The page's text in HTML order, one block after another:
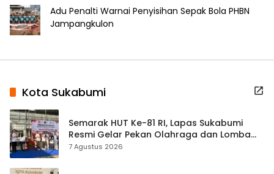
Adu Penalti Warnai Penyisihan Sepak Bola PHBN
Jampangkulon
Kota Sukabumi
Semarak HUT Ke-81 RI, Lapas Sukabumi
Resmi Gelar Pekan Olahraga dan Lomba
Tradisional
7 Agustus 2026